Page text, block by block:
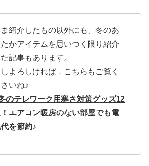
ま紹介したもの以外にも、冬のあ
たかアイテムを思いつく限り紹介
た記事もあります。
しよろしければ ↓ こちらもご覧く
いね♪
のテレワーク用寒さ対策グッズ12
エアコン暖房のない部屋でも電
を節約♪